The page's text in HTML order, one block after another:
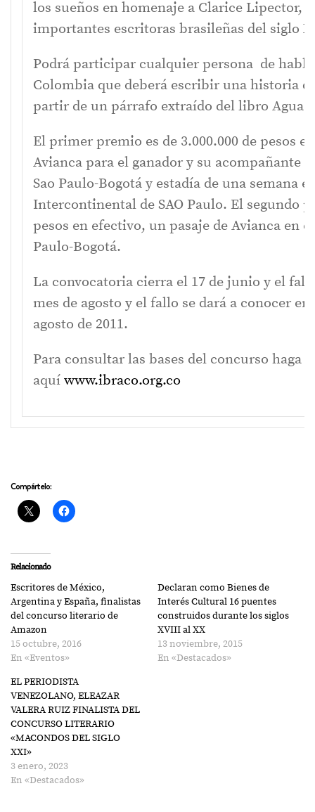
los sueños en homenaje a Clarice Lipector,
importantes escritoras brasileñas del siglo
Podrá participar cualquier persona de
Colombia que deberá escribir una historia
partir de un párrafo extraído del libro Agua
El primer premio es de 3.000.000 de pesos
Avianca para el ganador y su acompañante
Sao Paulo-Bogotá y estadía de una semana
Intercontinental de SAO Paulo. El segundo
pesos en efectivo, un pasaje de Avianca en
Paulo-Bogotá.
La convocatoria cierra el 17 de junio y el
mes de agosto y el fallo se dará a conocer
agosto de 2011.
Para consultar las bases del concurso haga
aquí www.ibraco.org.co
Compártelo:
Relacionado
Escritores de México,
Argentina y España, finalistas
del concurso literario de
Amazon
15 octubre, 2016
En «Eventos»
Declaran como Bienes de
Interés Cultural 16 puentes
construidos durante los siglos
XVIII al XX
13 noviembre, 2015
En «Destacados»
EL PERIODISTA
VENEZOLANO, ELEAZAR
VALERA RUIZ FINALISTA DEL
CONCURSO LITERARIO
«MACONDOS DEL SIGLO
XXI»
3 enero, 2023
En «Destacados»